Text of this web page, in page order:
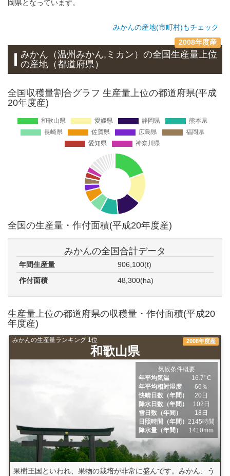
岡県となっています。
みかんの産地(市町村)もチェック
2008年度産
みかん（温州みかん,ミカン）の全国生産量上位
の産地 （都道府県）
全国収穫量割合グラフ 生産量上位の都道府県(平成
20年度産)
全国の生産量・作付面積(平成20年度産)
みかんの全国合計データ
年間生産量
906,100(t)
作付面積
48,300(ha)
生産量上位の都道府県の収穫量・作付面積(平成20
年度産)
みかんの生産量ランキング 1位
和歌山県
2008年度産
気候条件概要
年平均気温
16.7ﾟC
年平均相対湿度
66％
快晴日数（年間）
20日
降水日数（年間）
102日
雪日数（年間）
18日
日照時間（年間）2145時間
降水量（年間）
1410mm
果樹王国といわれ、果物の栽培が非常に盛んです。みかん、う